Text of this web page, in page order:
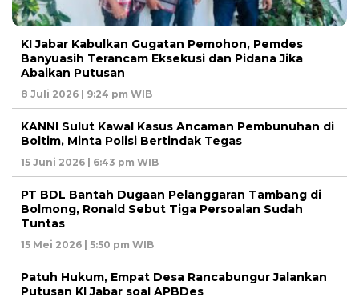
KI Jabar Kabulkan Gugatan Pemohon, Pemdes
Banyuasih Terancam Eksekusi dan Pidana Jika
Abaikan Putusan
8 Juli 2026 | 9:24 pm WIB
KANNI Sulut Kawal Kasus Ancaman Pembunuhan di
Boltim, Minta Polisi Bertindak Tegas
15 Juni 2026 | 6:43 pm WIB
PT BDL Bantah Dugaan Pelanggaran Tambang di
Bolmong, Ronald Sebut Tiga Persoalan Sudah
Tuntas
15 Mei 2026 | 5:50 pm WIB
Patuh Hukum, Empat Desa Rancabungur Jalankan
Putusan KI Jabar soal APBDes